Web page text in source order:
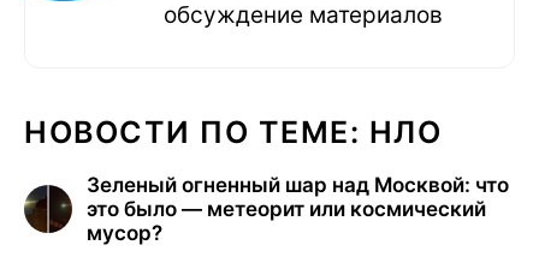
обсуждение материалов
НОВОСТИ ПО ТЕМЕ: НЛО
Зеленый огненный шар над Москвой: что
это было — метеорит или космический
мусор?